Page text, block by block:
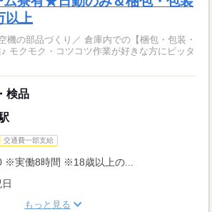
以上
機の部品づくり／ 倉庫内での【梱包・包装・
モクモク・コツコツ作業が好きな方にピッタ
検品
交通費一部支給
※実働8時間 ※18歳以上の...
もっと見る